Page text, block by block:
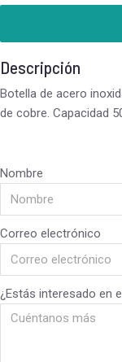
Descripción
Botella de acero
de cobre. Capacidad
Nombre
Correo electrónico
¿Estás interesado en